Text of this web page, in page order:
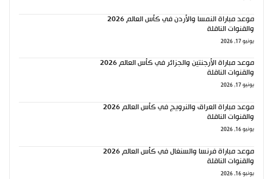
موعد مباراة النمسا والأردن في كأس العالم 2026
والقنوات الناقلة
يونيو 17, 2026
موعد مباراة الأرجنتين والجزائر في كأس العالم 2026
والقنوات الناقلة
يونيو 17, 2026
موعد مباراة العراق والنرويج في كأس العالم 2026
والقنوات الناقلة
يونيو 16, 2026
موعد مباراة فرنسا والسنغال في كأس العالم 2026
والقنوات الناقلة
يونيو 16, 2026